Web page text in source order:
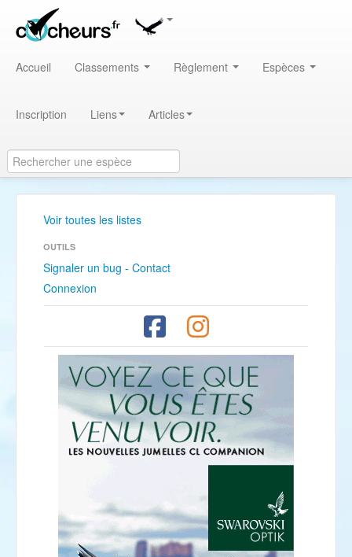
Accueil Classements Règlement Espèces
Inscription Liens Articles
Voir toutes les listes
OUTILS
Signaler un bug - Contact
Connexion